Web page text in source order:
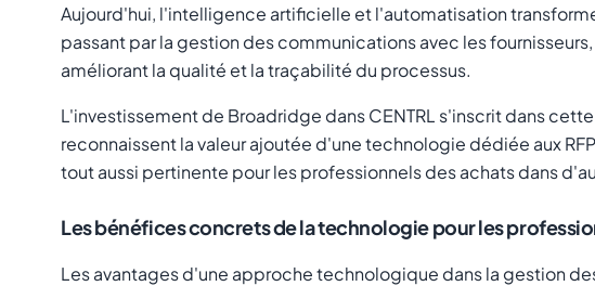
Aujourd'hui, l'intelligence artificielle et l'automatisation
passant par la gestion des communications avec les
améliorant la qualité et la traçabilité du processus.
L'investissement de Broadridge dans CENTRL s'inscrit dans
reconnaissent la valeur ajoutée d'une technologie dédiée aux
tout aussi pertinente pour les professionnels des achats dans
Les bénéfices concrets de la technologie pour les
Les avantages d'une approche technologique dans la gestion